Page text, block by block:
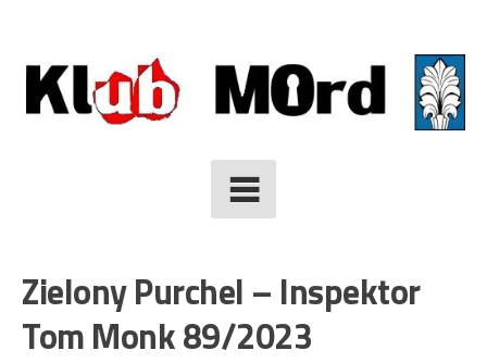
to
content
Zielony Purchel – Inspektor
Tom Monk 89/2023